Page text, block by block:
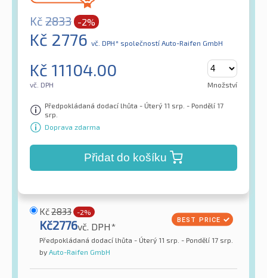
Kč 2833 -2%
Kč 2776 vč. DPH* společností Auto-Raifen GmbH
Kč 11104.00
vč. DPH Množství
Předpokládaná dodací lhůta - Úterý 11 srp. - Pondělí 17
srp.
Doprava zdarma
Přidat do košíku
Kč2833 -2%
Kč2776vč. DPH*
Předpokládaná dodací lhůta - Úterý 11 srp. - Pondělí 17 srp.
by Auto-Raifen GmbH